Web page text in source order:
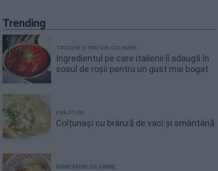
Trending
TRUCURI ȘI SFATURI CULINARE
Ingredientul pe care italienii îl adaugă în
sosul de roșii pentru un gust mai bogat
PRĂJITURI
Colțunași cu brânză de vaci și smântână
MÂNCĂRURI CU CARNE